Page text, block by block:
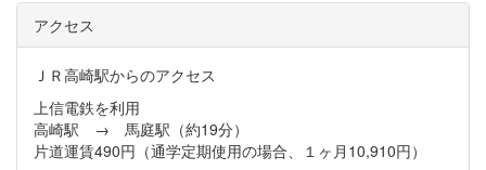
アクセス
ＪＲ高崎駅からのアクセス
上信電鉄を利用
高崎駅 → 馬庭駅（約19分）
片道運賃490円（通学定期使用の場合、１ヶ月10,910円）